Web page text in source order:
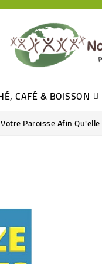
CAFÉ & BOISSON
Paroisse Afin